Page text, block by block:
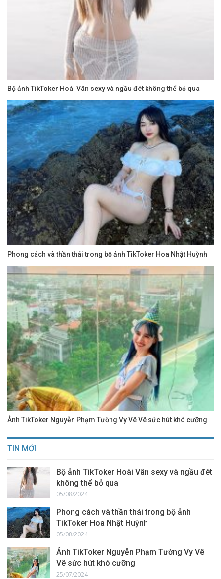
Bộ ảnh TikToker Hoài Vân sexy và ngầu đét không thể bỏ qua
Phong cách và thần thái trong bộ ảnh TikToker Hoa Nhật Huỳnh
Ảnh TikToker Nguyễn Phạm Tường Vy Vê Vê sức hút khó cưỡng
TIN MỚI
Bộ ảnh TikToker Hoài Vân sexy và ngầu đét
không thể bỏ qua
05/08/2024
Phong cách và thần thái trong bộ ảnh
TikToker Hoa Nhật Huỳnh
05/08/2024
Ảnh TikToker Nguyễn Phạm Tường Vy Vê
Vê sức hút khó cưỡng
25/07/2024